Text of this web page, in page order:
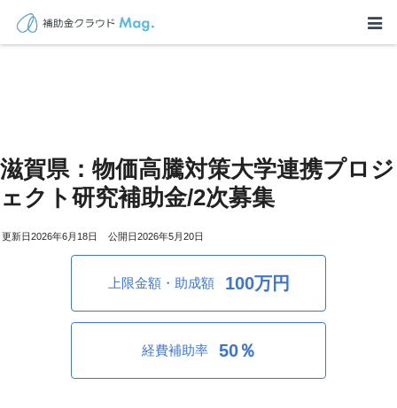
滋賀県：物価高騰対策大学連携プロジ
ェクト研究補助金/2次募集
2026年6月18日 2026年5月20日
上限金額・助成額 100万円
経費補助率 50％